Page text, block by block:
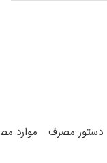
دستور مصرف موارد